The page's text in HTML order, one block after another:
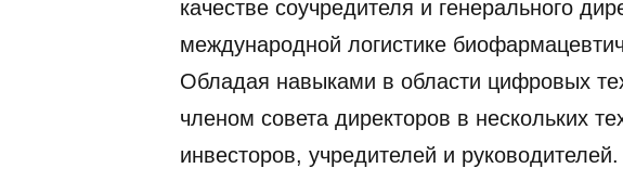
качестве соучредителя и генерального
международной логистике
Обладая навыками в области цифровых
членом совета директоров в нескольких
инвесторов, учредителей и руководителей.